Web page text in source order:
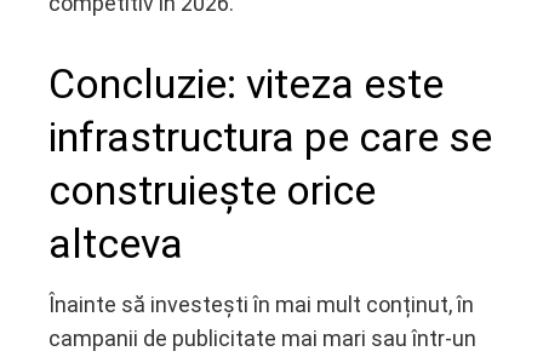
Concluzie: viteza este
infrastructura pe care se
construiește orice
altceva
Înainte să investești în mai mult conținut, în
campanii de publicitate mai mari sau într-un